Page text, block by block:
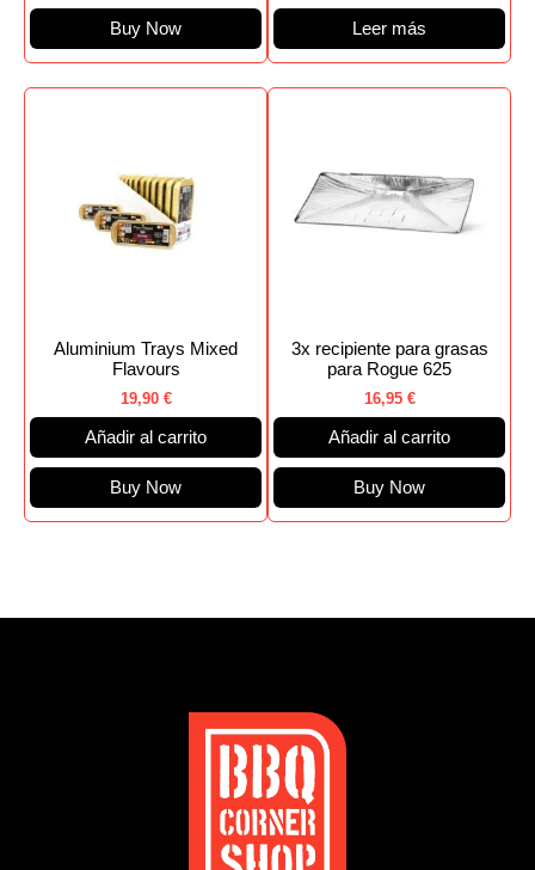
Buy Now Leer más
Aluminium Trays Mixed
Flavours
19,90 €
Añadir al carrito
Buy Now
3x recipiente para grasas
para Rogue 625
16,95 €
Añadir al carrito
Buy Now